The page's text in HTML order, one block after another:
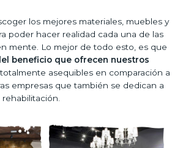
los mejores materiales, muebles y
poder hacer realidad cada una de las
mente. Lo mejor de todo esto, es que
beneficio que ofrecen nuestros
asequibles en comparación a
empresas que también se dedican a